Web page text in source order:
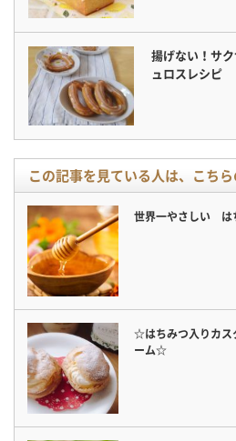
揚げない！サ
ュロスレシピ
この記事を見ている人は、こち
世界一やさしい は
☆はちみつ入りカス
ーム☆